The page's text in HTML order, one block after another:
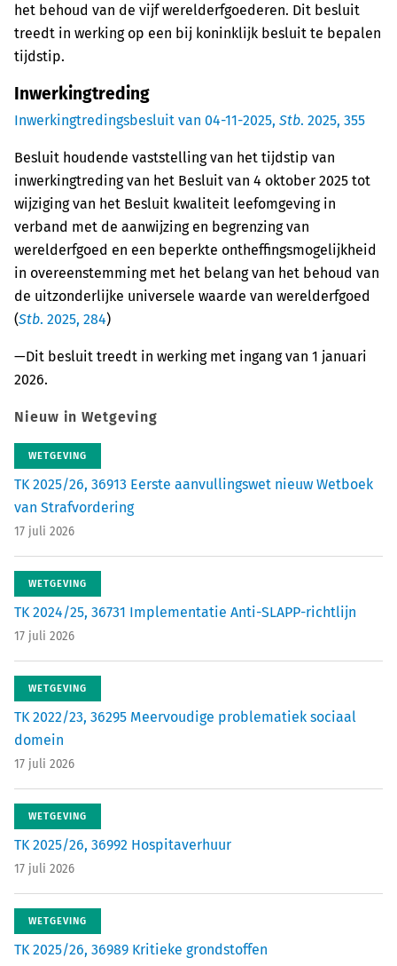
het behoud van de vijf werelderfgoederen. Dit besluit
treedt in werking op een bij koninklijk besluit te bepalen
tijdstip.
Inwerkingtreding
Inwerkingtredingsbesluit van 04-11-2025, Stb. 2025, 355
Besluit houdende vaststelling van het tijdstip van
inwerkingtreding van het Besluit van 4 oktober 2025 tot
wijziging van het Besluit kwaliteit leefomgeving in
verband met de aanwijzing en begrenzing van
werelderfgoed en een beperkte ontheffingsmogelijkheid
in overeenstemming met het belang van het behoud van
de uitzonderlijke universele waarde van werelderfgoed
(Stb. 2025, 284)
—Dit besluit treedt in werking met ingang van 1 januari
2026.
Nieuw in Wetgeving
WETGEVING
TK 2025/26, 36913 Eerste aanvullingswet nieuw Wetboek
van Strafvordering
17 juli 2026
WETGEVING
TK 2024/25, 36731 Implementatie Anti-SLAPP-richtlijn
17 juli 2026
WETGEVING
TK 2022/23, 36295 Meervoudige problematiek sociaal
domein
17 juli 2026
WETGEVING
TK 2025/26, 36992 Hospitaverhuur
17 juli 2026
WETGEVING
TK 2025/26, 36989 Kritieke grondstoffen